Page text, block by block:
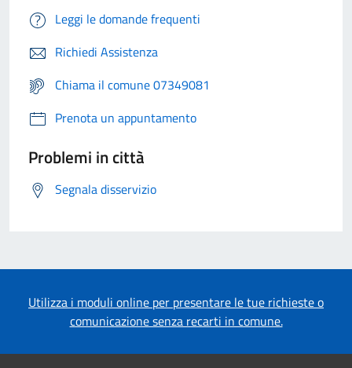
Leggi le domande frequenti
Richiedi Assistenza
Chiama il comune 07349081
Prenota un appuntamento
Problemi in città
Segnala disservizio
Utilizza i moduli online per presentare le tue richieste o
comunicazione senza recarti in comune.